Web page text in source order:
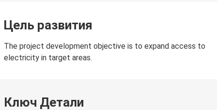
Цель развития
The project development objective is to expand access to
electricity in target areas.
Ключ Детали